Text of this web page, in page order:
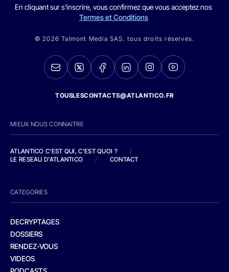
En cliquant sur s'inscrire, vous confirmez que vous acceptez nos
Termes et Conditions
© 2026 Talmont Media SAS. tous droits réservés.
TOUSLESCONTACTS@ATLANTICO.FR
MIEUX NOUS CONNAITRE
ATLANTICO C'EST QUI, C'EST QUOI ?
/
LE RESEAU D'ATLANTICO
/ CONTACT
CATEGORIES
DECRYPTAGES
DOSSIERS
RENDEZ-VOUS
VIDEOS